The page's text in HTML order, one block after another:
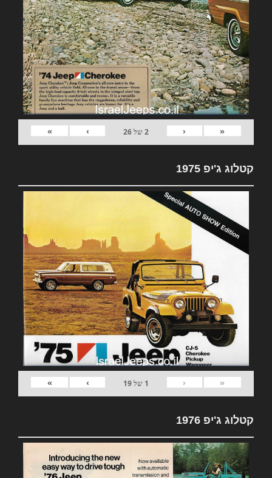
«
‹
2של26
›
»
קטלוג ג'יפ 1975
«
‹
1 של19
›
»
קטלוג ג'יפ 1976